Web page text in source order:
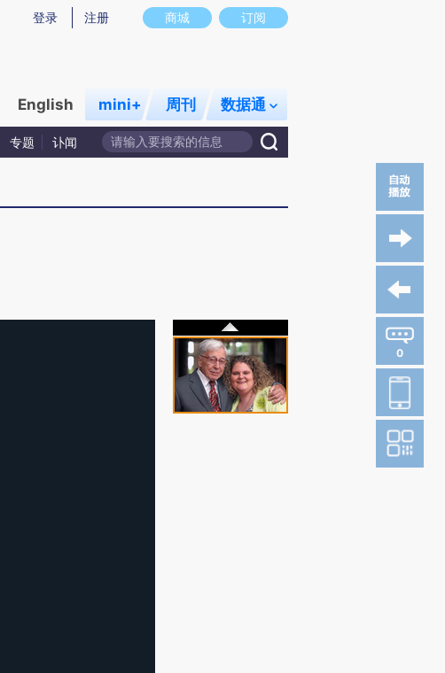
商城 订阅
登录 注册
English mini+ 周刊 数据通
专题 讣闻
0